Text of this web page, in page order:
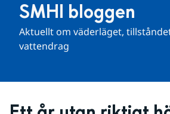
SMHI bloggen
Aktuellt om väderläget,
vattendrag